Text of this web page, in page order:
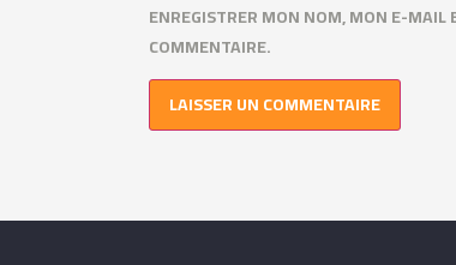
ENREGISTRER MON NOM, MON E-MAIL
COMMENTAIRE.